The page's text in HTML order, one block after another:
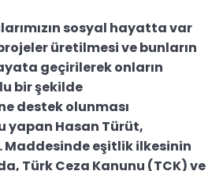
sosyal hayatta var
üretilmesi ve bunların
geçirilerek onların
bir şekilde
destek olunması
yapan Hasan Türüt,
Maddesinde eşitlik ilkesinin
Türk Ceza Kanunu (TCK) ve